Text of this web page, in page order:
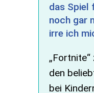
das Spiel
noch gar
irre ich
den
bei